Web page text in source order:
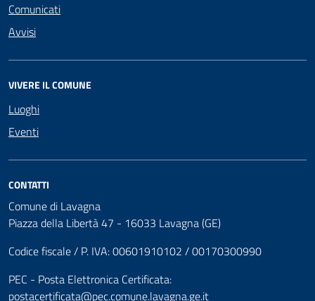
Comunicati
Avvisi
VIVERE IL COMUNE
Luoghi
Eventi
CONTATTI
Comune di Lavagna
Piazza della Libertà 47 - 16033 Lavagna (GE)
Codice fiscale / P. IVA: 00601910102 / 00170300990
PEC - Posta Elettronica Certificata:
postacertificata@pec.comune.lavagna.ge.it